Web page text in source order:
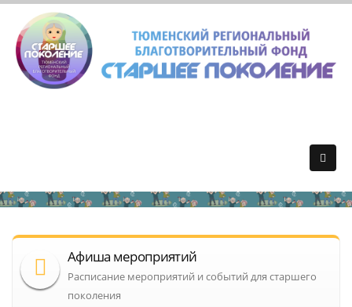
Афиша мероприятий
Расписание мероприятий и событий для старшего
поколения